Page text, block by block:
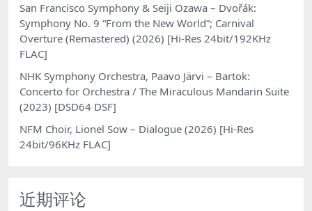
San Francisco Symphony & Seiji Ozawa – Dvořák:
Symphony No. 9 “From the New World”; Carnival
Overture (Remastered) (2026) [Hi-Res 24bit/192KHz
FLAC]
NHK Symphony Orchestra, Paavo Järvi – Bartok:
Concerto for Orchestra / The Miraculous Mandarin Suite
(2023) [DSD64 DSF]
NFM Choir, Lionel Sow – Dialogue (2026) [Hi-Res
24bit/96KHz FLAC]
近期评论